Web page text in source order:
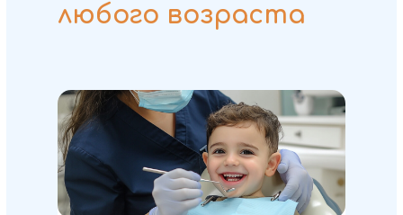
любого возраста